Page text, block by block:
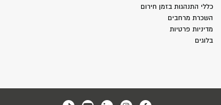
כללי התנהגות בזמן חירום
השכרת מרחבים
מדיניות פרטיות
בלוגים